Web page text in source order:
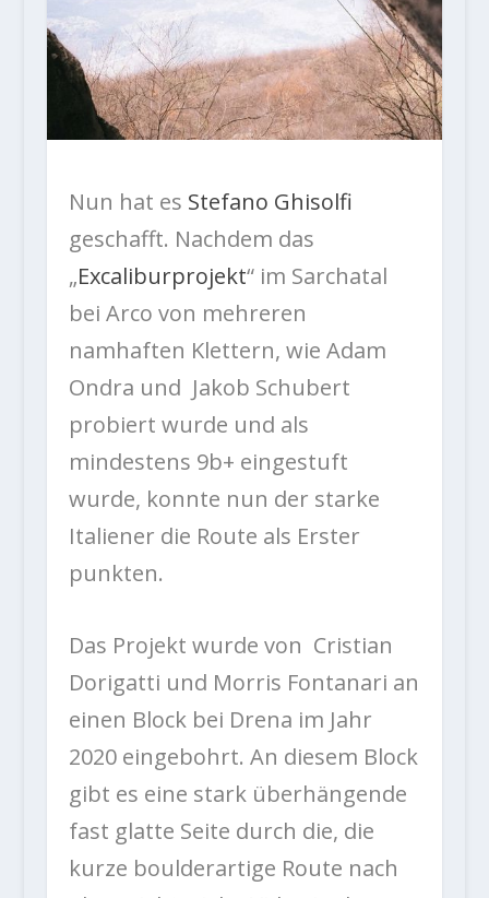
Nun hat es Stefano Ghisolfi
geschafft. Nachdem das
„Excaliburprojekt“ im Sarchatal
bei Arco von mehreren
namhaften Klettern, wie Adam
Ondra und Jakob Schubert
probiert wurde und als
mindestens 9b+ eingestuft
wurde, konnte nun der starke
Italiener die Route als Erster
punkten.
Das Projekt wurde von Cristian
Dorigatti und Morris Fontanari an
einen Block bei Drena im Jahr
2020 eingebohrt. An diesem Block
gibt es eine stark überhängende
fast glatte Seite durch die, die
kurze boulderartige Route nach